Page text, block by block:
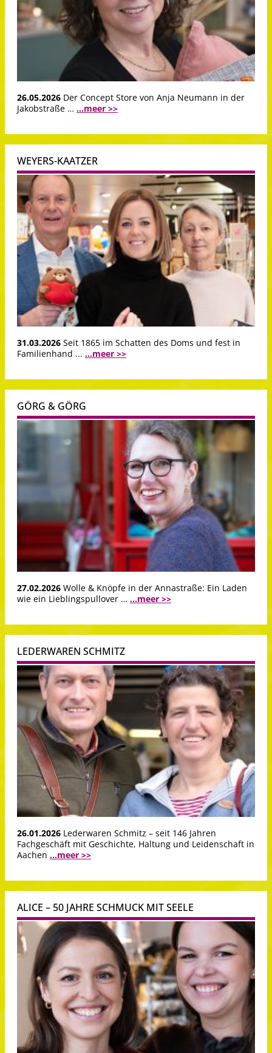
26.05.2026 Der Concept Store von Anja Neumann in der
Jakobstraße … ...meer >>
WEYERS-KAATZER
31.03.2026 Seit 1865 im Schatten des Doms und fest in
Familienhand ... ...meer >>
GÖRG & GÖRG
27.02.2026 Wolle & Knöpfe in der Annastraße: Ein Laden
wie ein Lieblingspullover … ...meer >>
LEDERWAREN SCHMITZ
26.01.2026 Lederwaren Schmitz – seit 146 Jahren
Fachgeschäft mit Geschichte, Haltung und Leidenschaft in
Aachen ...meer >>
ALICE – 50 JAHRE SCHMUCK MIT SEELE